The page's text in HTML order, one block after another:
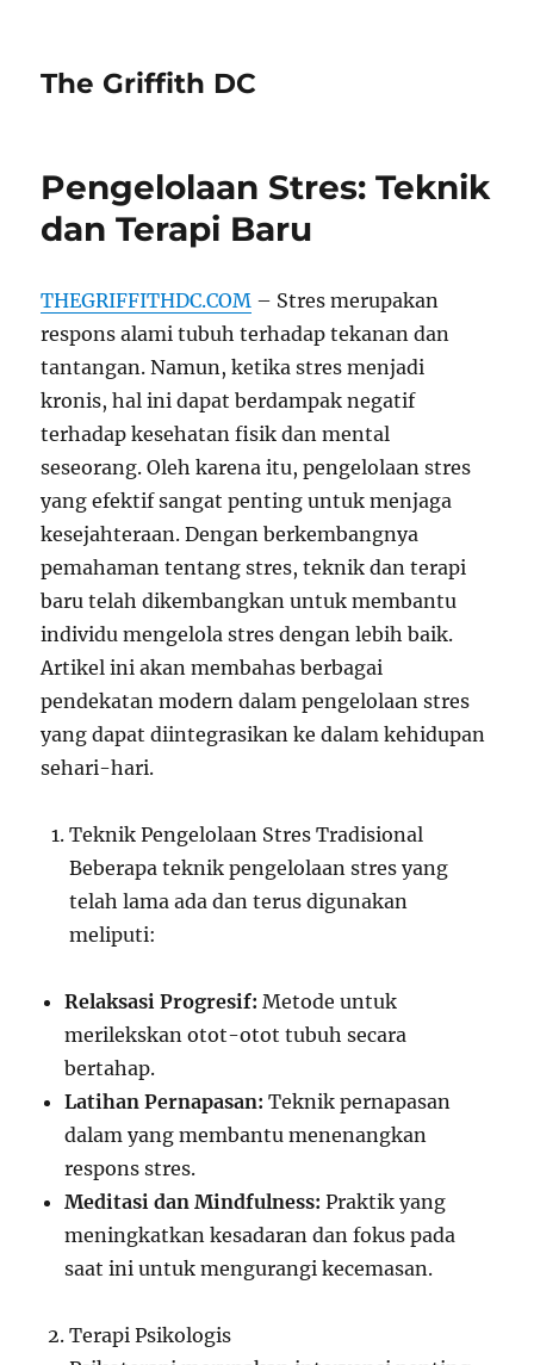
The Griffith DC
Pengelolaan Stres: Teknik
dan Terapi Baru
THEGRIFFITHDC.COM – Stres merupakan
respons alami tubuh terhadap tekanan dan
tantangan. Namun, ketika stres menjadi
kronis, hal ini dapat berdampak negatif
terhadap kesehatan fisik dan mental
seseorang. Oleh karena itu, pengelolaan stres
yang efektif sangat penting untuk menjaga
kesejahteraan. Dengan berkembangnya
pemahaman tentang stres, teknik dan terapi
baru telah dikembangkan untuk membantu
individu mengelola stres dengan lebih baik.
Artikel ini akan membahas berbagai
pendekatan modern dalam pengelolaan stres
yang dapat diintegrasikan ke dalam kehidupan
sehari-hari.
Teknik Pengelolaan Stres Tradisional
Beberapa teknik pengelolaan stres yang
telah lama ada dan terus digunakan
meliputi:
Relaksasi Progresif: Metode untuk
merilekskan otot-otot tubuh secara
bertahap.
Latihan Pernapasan: Teknik pernapasan
dalam yang membantu menenangkan
respons stres.
Meditasi dan Mindfulness: Praktik yang
meningkatkan kesadaran dan fokus pada
saat ini untuk mengurangi kecemasan.
Terapi Psikologis